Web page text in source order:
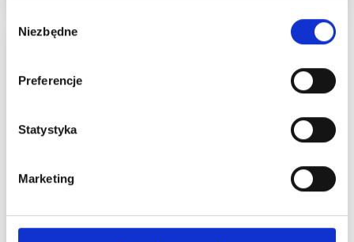
zgody
Niezbędne
Preferencje
Statystyka
Marketing
DROPS SOFT TWEED